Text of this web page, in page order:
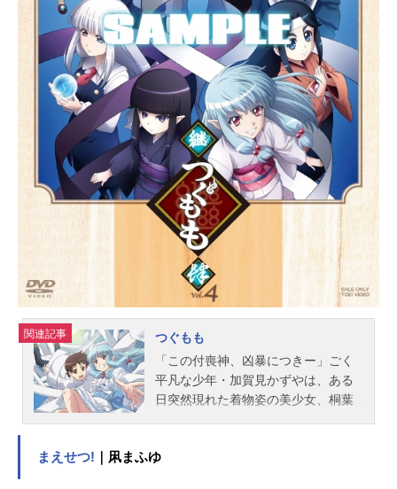
川雪：本渡楓久志取まどか：大地葉
安藤繭太：小山力也後藤先生：高橋
広樹篠塚桃：鈴木みのりスタッフ原
作：川崎直孝（月刊コミックフラッ
パー連載／KADOKAWA刊）監督・シ
リーズ構成：稲垣隆行キャラクター
デザイン：松本麻友子アニメーショ
ン制作：ディオメディア製作：ちお
ちゃんの製作委員会主題歌OP：「Da
ngerinmy通学路」三谷裳ちお（大空
直美）、野々村真奈菜（小見川千
明）、細川雪（本渡楓）ED：「ナナ
イロード」三谷裳ちお（大空直
美）、野々村真奈菜（小見川千明）
公開開始年＆季...
関連記事
つぐもも
「この付喪神、凶暴につきー」ごく
平凡な少年・加賀見かずやは、ある
日突然現れた着物姿の美少女、桐葉
桐葉。はたしてその正体は、かずや
まえせつ! ｜凩まふゆ